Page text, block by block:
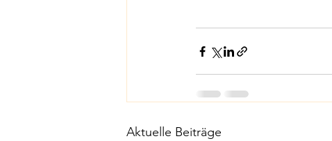
Aktuelle Beiträge